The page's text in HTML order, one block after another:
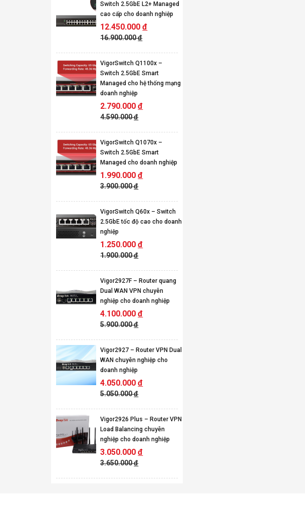
Switch 2.5GbE L2+ Managed
cao cấp cho doanh nghiệp
12.450.000đ
16.900.000đ
VigorSwitch Q1100x –
Switch 2.5GbE Smart
Managed cho hệ thống mạng
doanh nghiệp
2.790.000đ
4.590.000đ
VigorSwitch Q1070x –
Switch 2.5GbE Smart
Managed cho doanh nghiệp
1.990.000đ
3.900.000đ
VigorSwitch Q60x – Switch
2.5GbE tốc độ cao cho doanh
nghiệp
1.250.000đ
1.900.000đ
Vigor2927F – Router quang
Dual WAN VPN chuyên
nghiệp cho doanh nghiệp
4.100.000đ
5.900.000đ
Vigor2927 – Router VPN Dual
WAN chuyên nghiệp cho
doanh nghiệp
4.050.000đ
5.050.000đ
Vigor2926 Plus – Router VPN
Load Balancing chuyên
nghiệp cho doanh nghiệp
3.050.000đ
3.650.000đ